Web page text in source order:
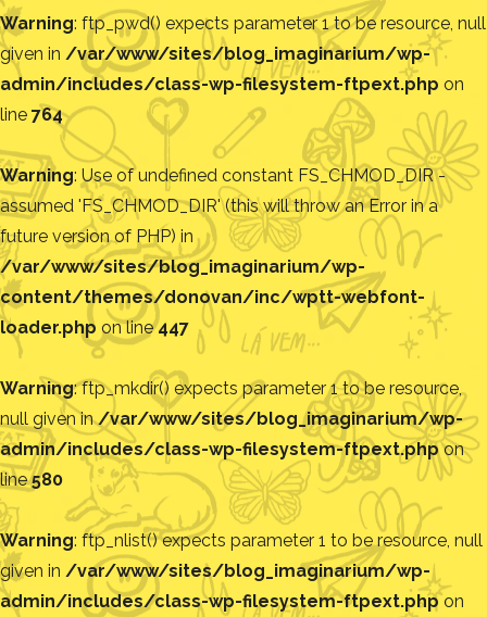
Warning: ftp_pwd() expects parameter 1 to be resource, null
given in /var/www/sites/blog_imaginarium/wp-
admin/includes/class-wp-filesystem-ftpext.php on
line 764
Warning: Use of undefined constant FS_CHMOD_DIR -
assumed 'FS_CHMOD_DIR' (this will throw an Error in a
future version of PHP) in
/var/www/sites/blog_imaginarium/wp-
content/themes/donovan/inc/wptt-webfont-
loader.php on line447
Warning: ftp_mkdir() expects parameter 1 to be resource,
null given in/var/www/sites/blog_imaginarium/wp-
admin/includes/class-wp-filesystem-ftpext.phpon
line580
Warning: ftp_nlist() expects parameter 1 to be resource, null
given in /var/www/sites/blog_imaginarium/wp-
admin/includes/class-wp-filesystem-ftpext.phpon